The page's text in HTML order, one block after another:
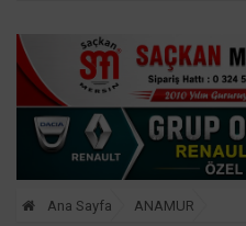
Ana Sayfa ANAMUR